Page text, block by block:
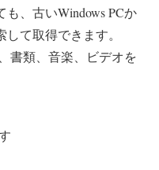
、古いWindows PCか
て取得できます。
書類、音楽、ビデオを